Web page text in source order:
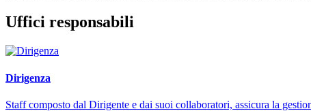
Uffici responsabili
Dirigenza
Staff composto dal Dirigente e dai suoi collaboratori, assicura la